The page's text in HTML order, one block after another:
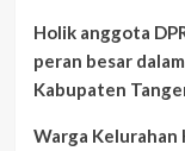
Holik anggota
peran besar
Kabupaten
Warga Kelurahan